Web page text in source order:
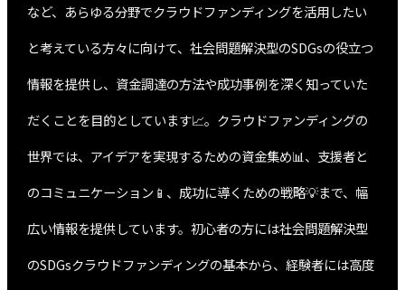
など、あらゆる分野でクラウドファンディングを活用したい
と考えている方々に向けて、社会問題解決型のSDGsの役立つ
情報を提供し、資金調達の方法や成功事例を深く知っていた
だくことを目的としています📈。クラウドファンディングの
世界では、アイデアを実現するための資金集め📊、支援者と
のコミュニケーション📱、成功に導くための戦略💡まで、幅
広い情報を提供しています。初心者の方には社会問題解決型
のSDGsクラウドファンディングの基本から、経験者には高度